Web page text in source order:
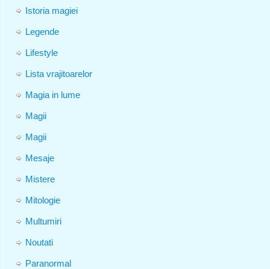
Istoria magiei
Legende
Lifestyle
Lista vrajitoarelor
Magia in lume
Magii
Magii
Mesaje
Mistere
Mitologie
Multumiri
Noutati
Paranormal